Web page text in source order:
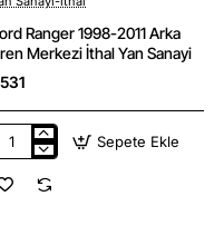
Ranger 1998-2011 Arka
Merkezi İthal Yan Sanayi
Ford
Sepete Ekle